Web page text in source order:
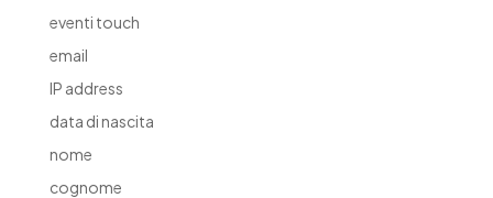
eventi touch
email
IP address
data di nascita
nome
cognome